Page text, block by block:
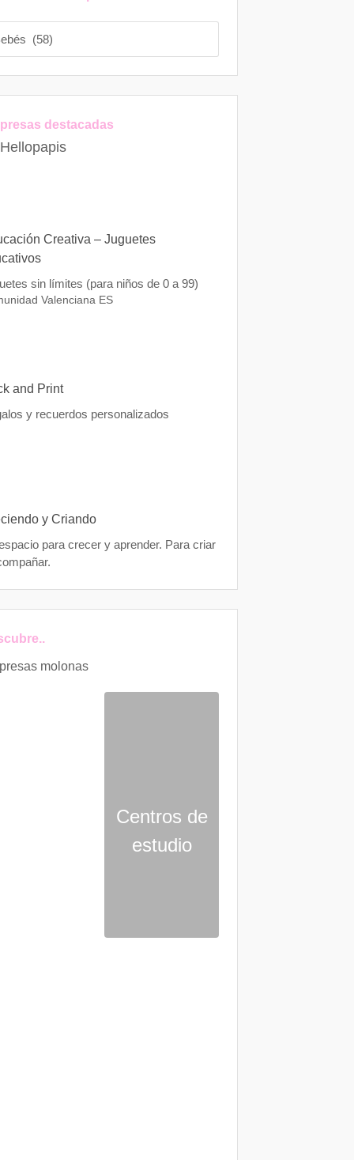
destacadas
Creativa – Juguetes
sin límites (para niños de 0 a 99)
Valenciana ES
and Print
y recuerdos personalizados
y Criando
para crecer y aprender. Para criar
molonas
Centros de
estudio